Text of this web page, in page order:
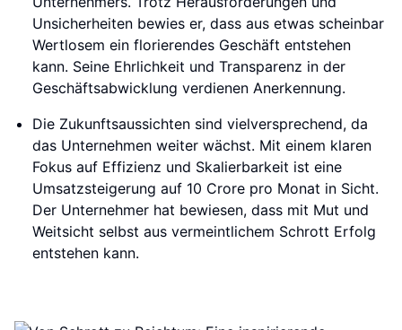
Unsicherheiten bewies er, dass aus etwas scheinbar
Wertlosem ein florierendes Geschäft entstehen
kann. Seine Ehrlichkeit und Transparenz in der
Geschäftsabwicklung verdienen Anerkennung.
Die Zukunftsaussichten sind vielversprechend, da
das Unternehmen weiter wächst. Mit einem klaren
Fokus auf Effizienz und Skalierbarkeit ist eine
Umsatzsteigerung auf 10 Crore pro Monat in Sicht.
Der Unternehmer hat bewiesen, dass mit Mut und
Weitsicht selbst aus vermeintlichem Schrott Erfolg
entstehen kann.